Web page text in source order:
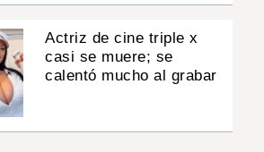
Actriz de cine triple x
casi se muere; se
calentó mucho al grabar